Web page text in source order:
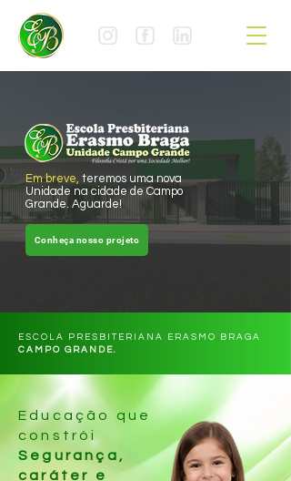
Em breve, teremos uma nova
Unidade na cidade de Campo
Grande. Aguarde!
Conheça nosso projeto
ESCOLA PRESBITERIANA ERASMO BRAGA
CAMPO GRANDE.
Educação que
constrói
Segurança,
caráter e